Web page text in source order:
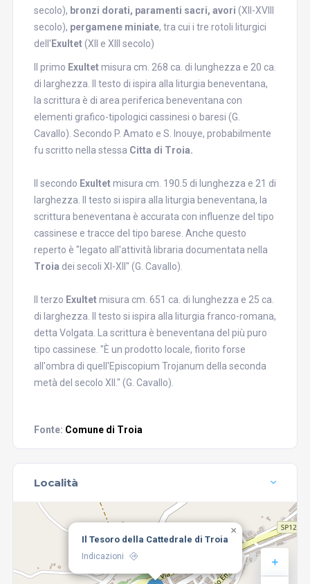
secolo), bronzi dorati, paramenti sacri, avori (XII-XVIII
secolo), pergamene miniate, tra cui i tre rotoli liturgici
dell' Exultet(XII e XIII secolo)
Il primo Exultetmisura cm. 268 ca. di lunghezza e 20 ca.
di larghezza. Il testo di ispira alla liturgia beneventana,
la scrittura è di area periferica beneventana con
elementi grafico-tipologici cassinesi o baresi (G.
Cavallo). Secondo P. Amato e S. Inouye, probabilmente
fu scritto nella stessa Citta di Troia.
Il secondo Exultetmisura cm. 190.5 di lunghezza e 21 di
larghezza. Il testo si ispira alla liturgia beneventana, la
scrittura beneventana è accurata con influenze del tipo
cassinese e tracce del tipo barese. Anche questo
reperto è "legato all'attività libraria documentata nella
Troia dei secoli XI-XII" (G. Cavallo).
Il terzo Exultetmisura cm. 651 ca. di lunghezza e 25 ca.
di larghezza. Il testo si ispira alla liturgia franco-romana,
detta Volgata. La scrittura è beneventana del più puro
tipo cassinese. "È un prodotto locale, fiorito forse
all'ombra di quell'Episcopium Trojanum della seconda
metà del secolo XII." (G. Cavallo).
Fonte: Comune di Troia
Località
Il Tesoro della Cattedrale di Troia
Indicazioni
×